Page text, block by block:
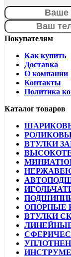
Покупателям
Как купить
Доставка
О компании
Контакты
Политика
Каталог товаров
ВТУЛКИ
ОПОРНЫЕ
ВТУЛКИ